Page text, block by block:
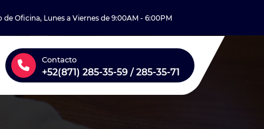
de Oficina, Lunes a Viernes de 9:00AM - 6:00PM
Contacto
+52(871) 285-35-59 / 285-35-71